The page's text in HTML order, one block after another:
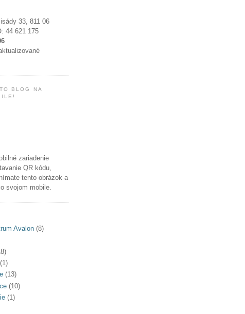
33, 811 06
44 621 175
BLOG NA
zariadenie
QR kódu,
tento obrázok a
svojom mobile.
Avalon (8)
(1)
(13)
(10)
(1)